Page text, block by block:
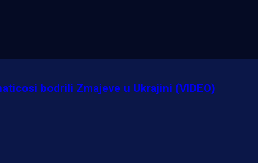
bodrili Zmajeve u Ukrajini (VIDEO)